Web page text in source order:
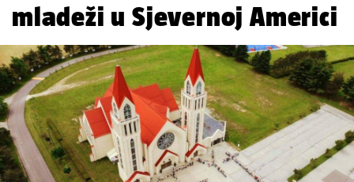
mladeži u Sjevernoj Americi